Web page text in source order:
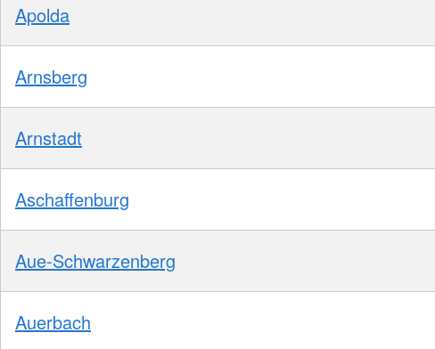
Apolda
Arnsberg
Arnstadt
Aschaffenburg
Aue-Schwarzenberg
Auerbach